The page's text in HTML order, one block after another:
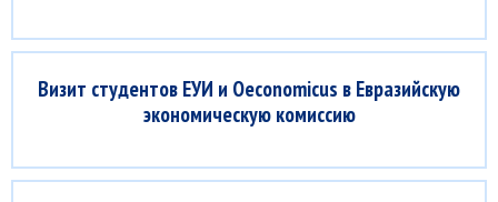
Визит студентов ЕУИ и Oeconomicus в Евразийскую
экономическую комиссию